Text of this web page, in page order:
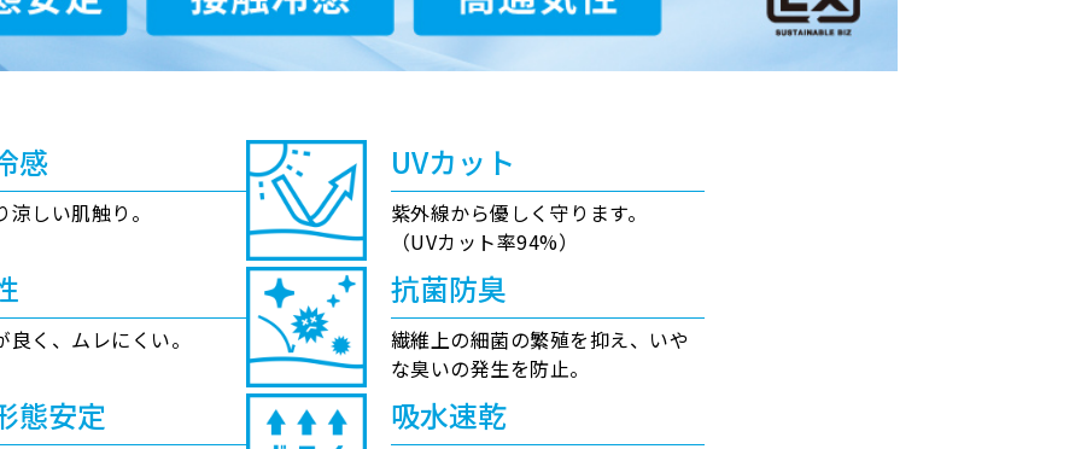
感
涼しい肌触り。
UVカット
紫外線から優しく守ります。
（UVカット率94%）
良く、ムレにくい。
抗菌防臭
繊維上の細菌の繁殖を抑え、いや
な臭いの発生を防止。
態安定 吸水速乾